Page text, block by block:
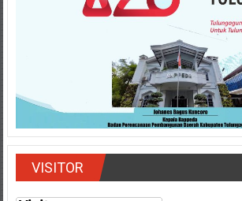
VISITOR